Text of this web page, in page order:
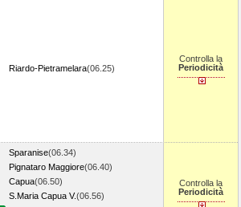
Riardo-Pietramelara(06.25)
Controlla la
Periodicità
Sparanise(06.34)
Pignataro Maggiore(06.40)
Capua(06.50)
S.Maria Capua V.(06.56)
Controlla la
Periodicità